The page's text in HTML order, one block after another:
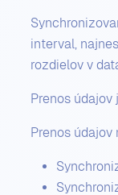
interval,
rozdielov v
Prenos
Prenos